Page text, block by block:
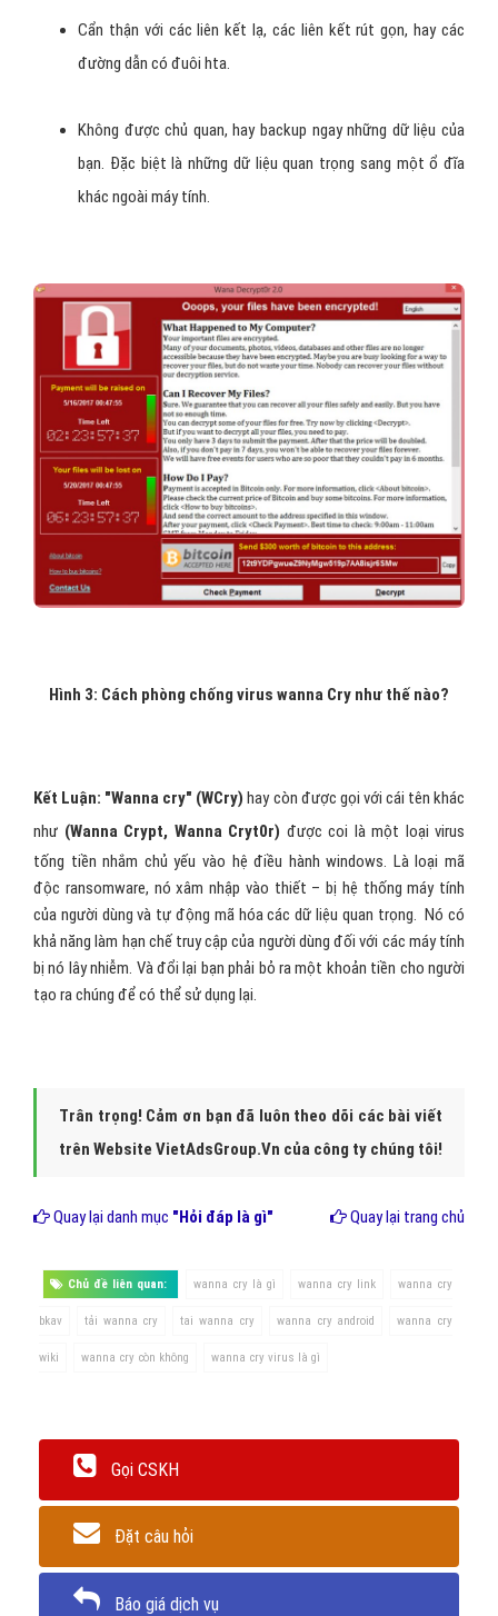
Cẩn thận với các liên kết lạ, các liên kết rút gọn, hay các
đường dẫn có đuôi hta.
Không được chủ quan, hay backup ngay những dữ liệu của
bạn. Đặc biệt là những dữ liệu quan trọng sang một ổ đĩa
khác ngoài máy tính.
Hình 3: Cách phòng chống virus wanna Cry như thế nào?
Kết Luận: "Wanna cry" (WCry)hay còn được gọi với cái tên khác
như (Wanna Crypt, Wanna Cryt0r) được coi là một loại virus
tống tiền nhắm chủ yếu vào hệ điều hành windows. Là loại mã
độc ransomware, nó xâm nhập vào thiết – bị hệ thống máy tính
của người dùng và tự động mã hóa các dữ liệu quan trọng. Nó có
khả năng làm hạn chế truy cập của người dùng đối với các máy tính
bị nó lây nhiễm. Và đổi lại bạn phải bỏ ra một khoản tiền cho người
tạo ra chúng để có thể sử dụng lại.
Trân trọng! Cảm ơn bạn đã luôn theo dõi các bài viết
trên Website VietAdsGroup.Vn của công ty chúng tôi!
Quay lại danh mục "Hỏi đáp là gì" Quay lại trang chủ
Chủ đề liên quan: wanna cry là gì wanna cry link wanna cry
bkav tải wanna cry tai wanna cry wanna cry android wanna cry
wiki wanna cry còn không wanna cry virus là gì
Gọi CSKH
Đặt câu hỏi
Báo giá dịch vụ